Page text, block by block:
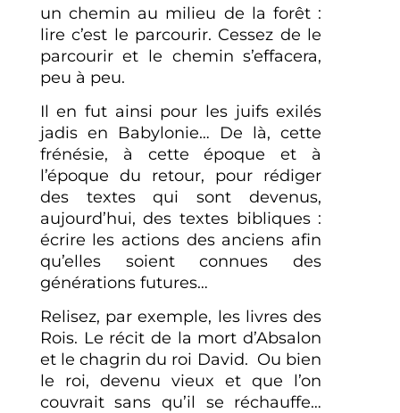
un chemin au milieu de la forêt :
lire c’est le parcourir. Cessez de le
parcourir et le chemin s’effacera,
peu à peu.
Il en fut ainsi pour les juifs exilés
jadis en Babylonie… De là, cette
frénésie, à cette époque et à
l’époque du retour, pour rédiger
des textes qui sont devenus,
aujourd’hui, des textes bibliques :
écrire les actions des anciens afin
qu’elles soient connues des
générations futures…
Relisez, par exemple, les livres des
Rois. Le récit de la mort d’Absalon
et le chagrin du roi David. Ou bien
le roi, devenu vieux et que l’on
couvrait sans qu’il se réchauffe…